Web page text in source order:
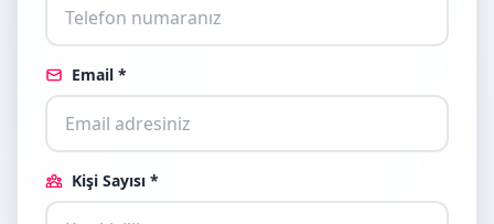
Email *
Kişi Sayısı *